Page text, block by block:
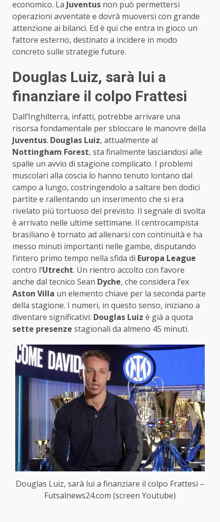
economico. La Juventus non può permettersi
operazioni avventate e dovrà muoversi con grande
attenzione ai bilanci. Ed è qui che entra in gioco un
fattore esterno, destinato a incidere in modo
concreto sulle strategie future.
Douglas Luiz, sarà lui a
finanziare il colpo Frattesi
Dall’Inghilterra, infatti, potrebbe arrivare una
risorsa fondamentale per sbloccare le manovre della
Juventus. Douglas Luiz, attualmente al
Nottingham Forest, sta finalmente lasciandosi alle
spalle un avvio di stagione complicato. I problemi
muscolari alla coscia lo hanno tenuto lontano dal
campo a lungo, costringendolo a saltare ben dodici
partite e rallentando un inserimento che si era
rivelato più tortuoso del previsto. Il segnale di svolta
è arrivato nelle ultime settimane. Il centrocampista
brasiliano è tornato ad allenarsi con continuità e ha
messo minuti importanti nelle gambe, disputando
l’intero primo tempo nella sfida di Europa League
contro l’Utrecht. Un rientro accolto con favore
anche dal tecnico Sean Dyche, che considera l’ex
Aston Villa un elemento chiave per la seconda parte
della stagione. I numeri, in questo senso, iniziano a
diventare significativi: Douglas Luiz è già a quota
sette presenze stagionali da almeno 45 minuti.
Douglas Luiz, sarà lui a finanziare il colpo Frattesi –
Futsalnews24.com (screen Youtube)